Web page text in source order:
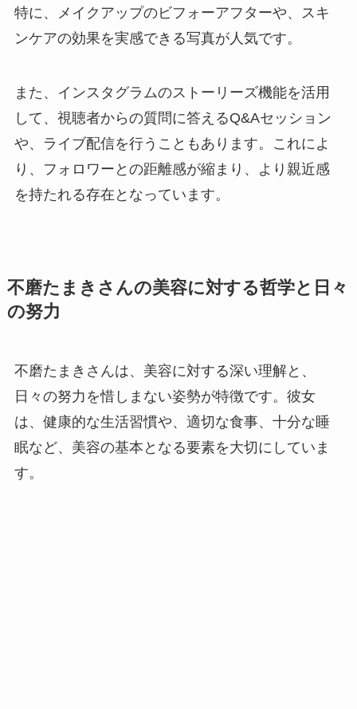
特に、メイクアップのビフォーアフターや、スキ
ンケアの効果を実感できる写真が人気です。
また、インスタグラムのストーリーズ機能を活用
して、視聴者からの質問に答えるQ&Aセッション
や、ライブ配信を行うこともあります。これによ
り、フォロワーとの距離感が縮まり、より親近感
を持たれる存在となっています。
不磨たまきさんの美容に対する哲学と日々
の努力
不磨たまきさんは、美容に対する深い理解と、
日々の努力を惜しまない姿勢が特徴です。彼女
は、健康的な生活習慣や、適切な食事、十分な睡
眠など、美容の基本となる要素を大切にしていま
す。